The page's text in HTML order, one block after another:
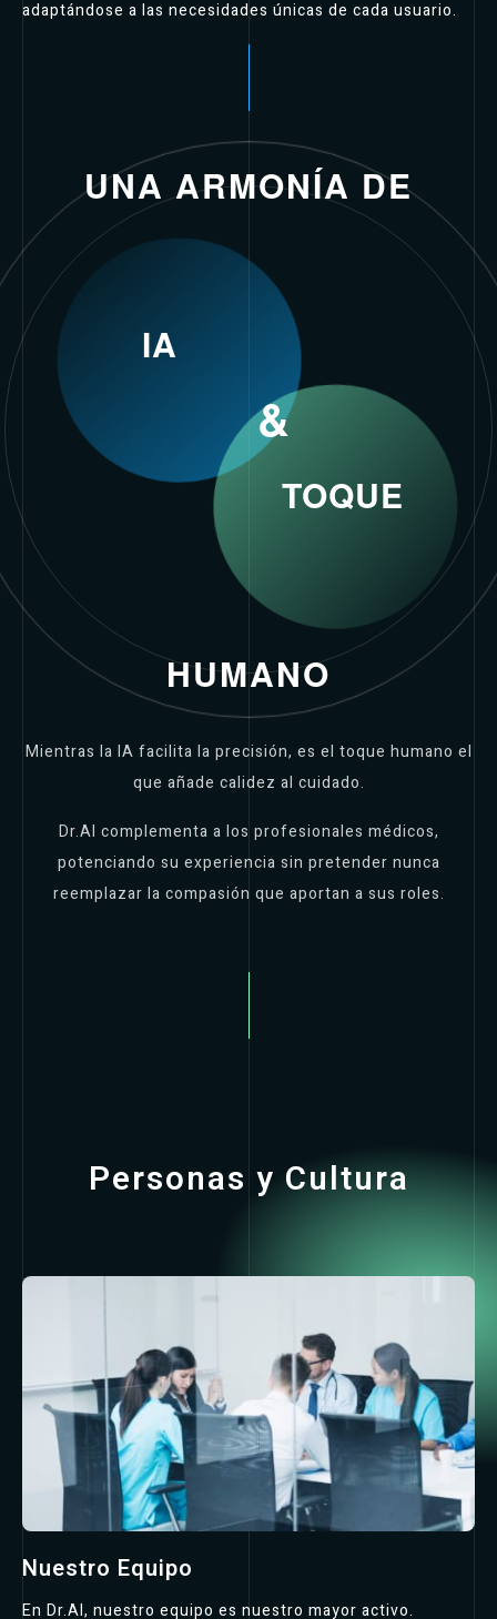
adaptándose a las necesidades únicas de cada usuario.
UNA ARMONÍA DE
IA
&
TOQUE
HUMANO
Mientras la IA facilita la precisión, es el toque humano el
que añade calidez al cuidado.
Dr.AI complementa a los profesionales médicos,
potenciando su experiencia sin pretender nunca
reemplazar la compasión que aportan a sus roles.
Personas y Cultura
Nuestro Equipo
En Dr.AI, nuestro equipo es nuestro mayor activo.